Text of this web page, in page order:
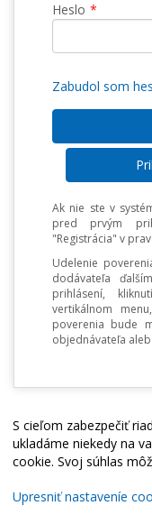
Heslo
Zabudol som
Ak nie ste v
pred prvým
"Registrácia" v
Udelenie
dodávateľa
prihlásení,
vertikálnom
poverenia bude
objednávateľa
S cieľom zabezpečiť
ukladáme niekedy na
cookie. Svoj súhlas
Upresniť nastaveníe